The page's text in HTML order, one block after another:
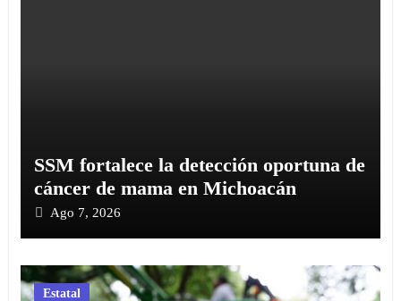
SSM fortalece la detección oportuna de
cáncer de mama en Michoacán
Ago 7, 2026
Estatal